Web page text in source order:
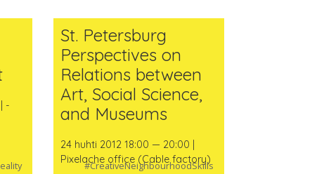
-
St. Petersburg
Perspectives on
Relations between
Art, Social Science,
and Museums
24 huhti 2012 18:00 — 20:00 |
Pixelache office (Cable factory)
#CreativeNeighbourhoodSkills